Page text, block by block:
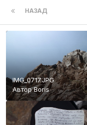
НАЗАД
IMG_0717.JPG
АвторBoris